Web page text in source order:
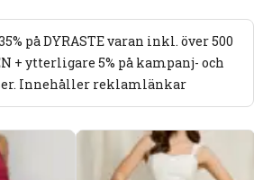
på DYRASTE varan inkl. över 500
+ ytterligare 5% på kampanj- och
Innehåller reklamlänkar